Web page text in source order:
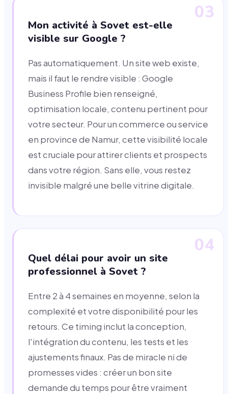
03
Mon activité à Sovet est-elle
visible sur Google ?
Pas automatiquement. Un site web existe,
mais il faut le rendre visible : Google
Business Profile bien renseigné,
optimisation locale, contenu pertinent pour
votre secteur. Pour un commerce ou service
en province de Namur, cette visibilité locale
est cruciale pour attirer clients et prospects
dans votre région. Sans elle, vous restez
invisible malgré une belle vitrine digitale.
04
Quel délai pour avoir un site
professionnel à Sovet ?
Entre 2 à 4 semaines en moyenne, selon la
complexité et votre disponibilité pour les
retours. Ce timing inclut la conception,
l'intégration du contenu, les tests et les
ajustements finaux. Pas de miracle ni de
promesses vides : créer un bon site
demande du temps pour être vraiment